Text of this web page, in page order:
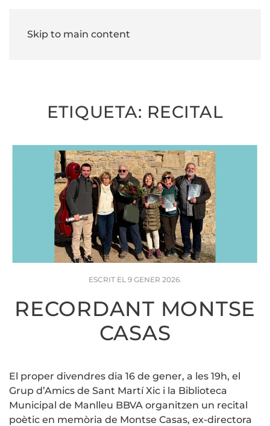
Skip to main content
ETIQUETA: RECITAL
ESCRIT EL 9 GENER 2026.
RECORDANT MONTSE
CASAS
El proper divendres dia 16 de gener, a les 19h, el
Grup d’Amics de Sant Martí Xic i la Biblioteca
Municipal de Manlleu BBVA organitzen un recital
poètic en memòria de Montse Casas, ex-directora